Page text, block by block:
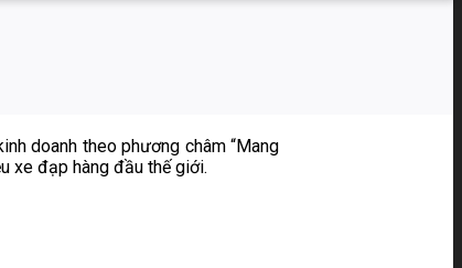
doanh theo phương châm “Mang
xe đạp hàng đầu thế giới.